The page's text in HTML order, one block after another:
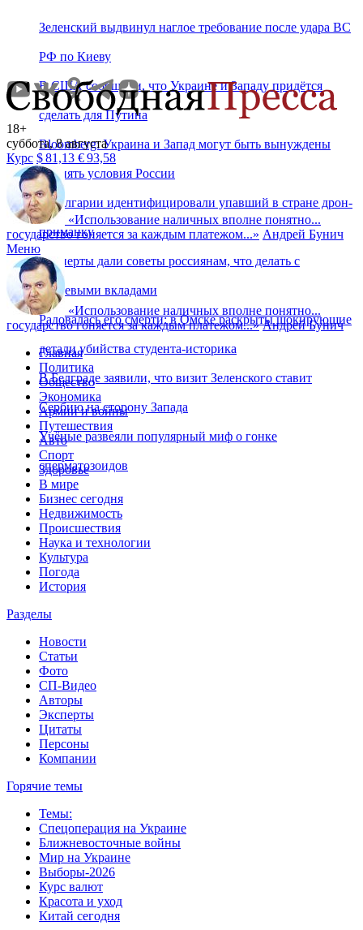
Зеленский выдвинул наглое требование после удара ВС
РФ по Киеву
В США сообщили, что Украине и Западу придётся
сделать для Путина
Bloomberg: Украина и Запад могут быть вынуждены
принять условия России
В Болгарии идентифицировали упавший в стране дрон-
приманку
Эксперты дали советы россиянам, что делать с
рублевыми вкладами
Радовалась его смерти: в Омске раскрыты шокирующие
детали убийства студента‑историка
В Белграде заявили, что визит Зеленского ставит
Сербию на сторону Запада
Учёные развеяли популярный миф о гонке
сперматозоидов
18+
суббота, 8 августа
Курс $81,13 €93,58
«Использование наличных вполне понятно...
государство гоняется за каждым платежом...» Андрей Бунич
Меню
«Использование наличных вполне понятно...
государство гоняется за каждым платежом...» Андрей Бунич
Главная
Политика
Общество
Экономика
Армии и войны
Путешествия
Авто
Спорт
Здоровье
В мире
Бизнес сегодня
Недвижимость
Происшествия
Наука и технологии
Культура
Погода
История
Разделы
Новости
Статьи
Фото
СП-Видео
Авторы
Эксперты
Цитаты
Персоны
Компании
Горячие темы
Темы:
Спецоперация на Украине
Ближневосточные войны
Мир на Украине
Выборы-2026
Курс валют
Красота и уход
Китай сегодня